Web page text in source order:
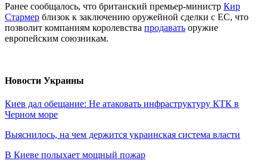
Ранее сообщалось, что британский премьер-министр Кир
Стармер близок к заключению оружейной сделки с ЕС, что
позволит компаниям королевства продавать оружие
европейским союзникам.
Новости Украины
Киев дал обещание: Не атаковать инфраструктуру КТК в
Черном море
Выяснилось, на чем держится украинская система власти
В Киеве полыхает мощный пожар